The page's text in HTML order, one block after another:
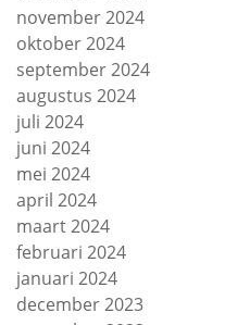
november 2024
oktober 2024
september 2024
augustus 2024
juli 2024
juni 2024
mei 2024
april 2024
maart 2024
februari 2024
januari 2024
december 2023